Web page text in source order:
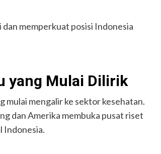
memperkuat posisi Indonesia
yang Mulai Dilirik
mulai mengalir ke sektor kesehatan.
dan Amerika membuka pusat riset
Indonesia.